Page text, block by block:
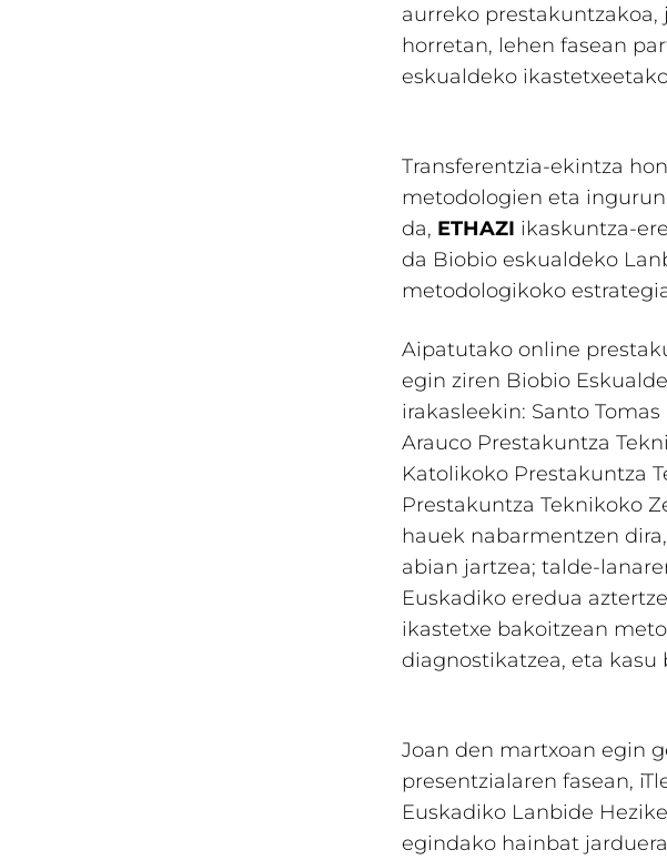
aurreko
horretan, lehen fasean
eskualdeko
Transferentzia-ekintza
metodologien eta
da, ETHAZI ikaskuntza-
da Biobio eskualdeko
metodologikoko
Aipatutako online
egin ziren Biobio
irakasleekin: Santo
Arauco Prestakuntza
Katolikoko Prestakuntza
Prestakuntza Teknikoko
hauek nabarmentzen
abian jartzea; talde-
Euskadiko eredua
ikastetxe bakoitzean
diagnostikatzea, eta
Joan den martxoan egin
presentzialaren fasean,
Euskadiko Lanbide
egindako hainbat